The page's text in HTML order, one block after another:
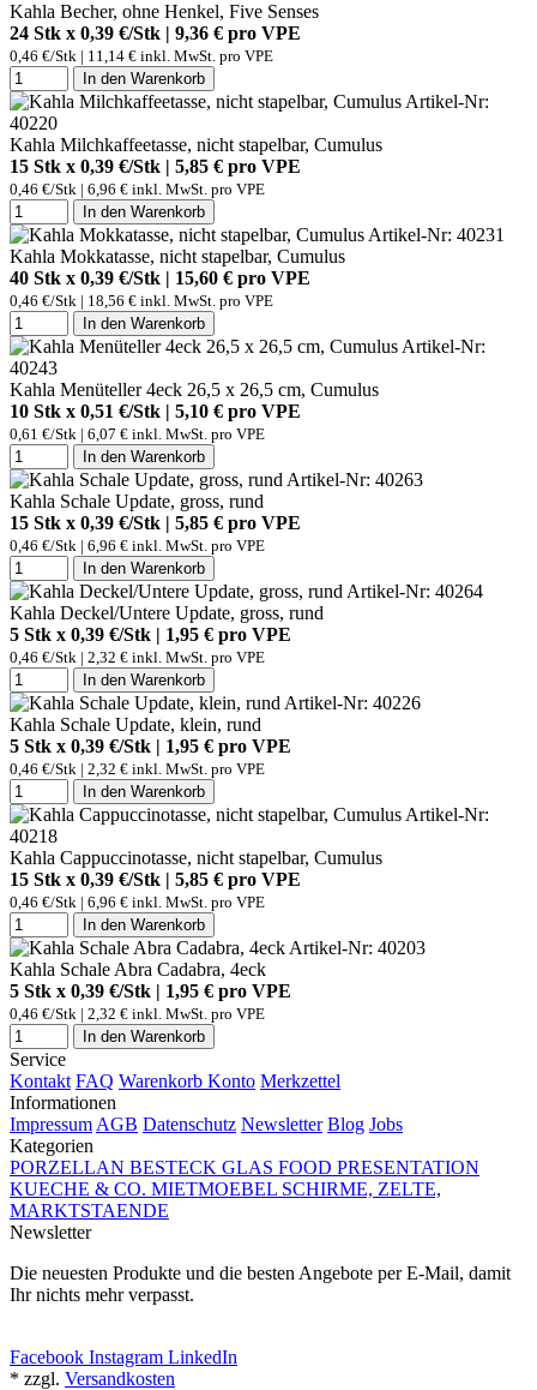
Kahla Becher, ohne Henkel, Five Senses
24 Stk x 0,39 €/Stk | 9,36 € pro VPE
0,46 €/Stk | 11,14 € inkl. MwSt. pro VPE
In den Warenkorb
Artikel-Nr:
40220
Kahla Milchkaffeetasse, nicht stapelbar, Cumulus
15 Stk x 0,39 €/Stk | 5,85 € pro VPE
0,46 €/Stk | 6,96 € inkl. MwSt. pro VPE
In den Warenkorb
Artikel-Nr: 40231
Kahla Mokkatasse, nicht stapelbar, Cumulus
40 Stk x 0,39 €/Stk | 15,60 € pro VPE
0,46 €/Stk | 18,56 € inkl. MwSt. pro VPE
In den Warenkorb
Artikel-Nr:
40243
Kahla Menüteller 4eck 26,5 x 26,5 cm, Cumulus
10 Stk x 0,51 €/Stk | 5,10 € pro VPE
0,61 €/Stk | 6,07 € inkl. MwSt. pro VPE
In den Warenkorb
Artikel-Nr: 40263
Kahla Schale Update, gross, rund
15 Stk x 0,39 €/Stk | 5,85 € pro VPE
0,46 €/Stk | 6,96 € inkl. MwSt. pro VPE
In den Warenkorb
Artikel-Nr: 40264
Kahla Deckel/Untere Update, gross, rund
5 Stk x 0,39 €/Stk | 1,95 € pro VPE
0,46 €/Stk | 2,32 € inkl. MwSt. pro VPE
In den Warenkorb
Artikel-Nr: 40226
Kahla Schale Update, klein, rund
5 Stk x 0,39 €/Stk | 1,95 € pro VPE
0,46 €/Stk | 2,32 € inkl. MwSt. pro VPE
In den Warenkorb
Artikel-Nr:
40218
Kahla Cappuccinotasse, nicht stapelbar, Cumulus
15 Stk x 0,39 €/Stk | 5,85 € pro VPE
0,46 €/Stk | 6,96 € inkl. MwSt. pro VPE
In den Warenkorb
Artikel-Nr: 40203
Kahla Schale Abra Cadabra, 4eck
5 Stk x 0,39 €/Stk | 1,95 € pro VPE
0,46 €/Stk | 2,32 € inkl. MwSt. pro VPE
In den Warenkorb
Service
Kontakt FAQ Warenkorb Konto Merkzettel
Informationen
Impressum AGB Datenschutz Newsletter Blog Jobs
Kategorien
PORZELLAN BESTECK GLAS FOOD PRESENTATION
KUECHE & CO. MIETMOEBEL SCHIRME, ZELTE,
MARKTSTAENDE
Newsletter
Die neuesten Produkte und die besten Angebote per E-Mail, damit
Ihr nichts mehr verpasst.
Facebook Instagram LinkedIn
* zzgl. Versandkosten